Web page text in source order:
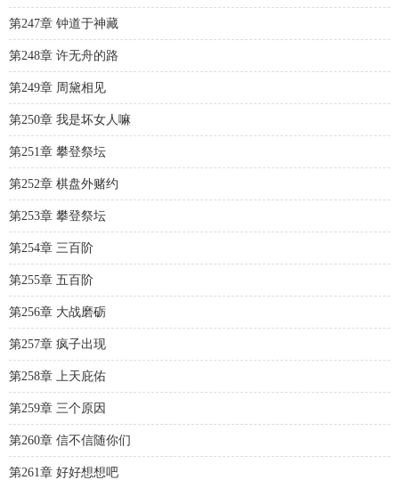
第247章 钟道于神藏
第248章 许无舟的路
第249章 周黛相见
第250章 我是坏女人嘛
第251章 攀登祭坛
第252章 棋盘外赌约
第253章 攀登祭坛
第254章 三百阶
第255章 五百阶
第256章 大战磨砺
第257章 疯子出现
第258章 上天庇佑
第259章 三个原因
第260章 信不信随你们
第261章 好好想想吧